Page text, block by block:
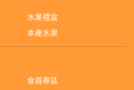
水果禮盒
本產水果
會員專區